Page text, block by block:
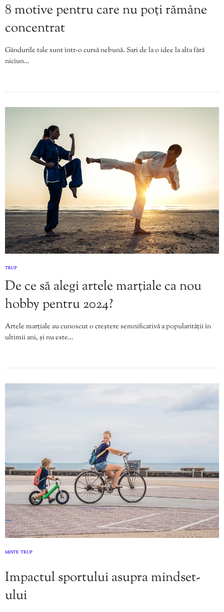
8 motive pentru care nu poți rămâne
concentrat
Gândurile tale sunt într-o cursă nebună. Sari de la o idee la alta fără
niciun…
TRUP
De ce să alegi artele marțiale ca nou
hobby pentru 2024?
Artele marțiale au cunoscut o creștere semnificativă a popularității în
ultimii ani, și nu este…
MINTE TRUP
Impactul sportului asupra mindset-
ului